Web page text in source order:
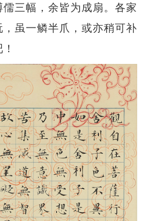
三幅，余皆为成扇。各家
虽一鳞半爪，或亦稍可补